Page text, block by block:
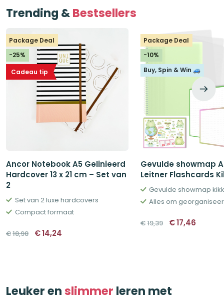
Trending &Bestsellers
Package Deal
-25%
Cadeau tip
Ancor Notebook A5 Gelinieerd
Hardcover 13 x 21 cm – Set van
2
Set van 2 luxe hardcovers
Compact formaat
€18,98 Oorspronkelijke
prijs
€14,24
Package Deal
-10%
Buy, Spin & Win 🚙
Gevulde showmap
Leitner Flashcards
Gevulde showmap
Alles om
€19,39 prijs
€17,46
Leuker enslimmer leren met